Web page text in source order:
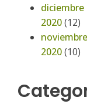
diciembre
2020(12)
noviembre
2020(10)